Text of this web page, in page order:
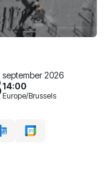
september 2026
14:00
Europe/Brussels